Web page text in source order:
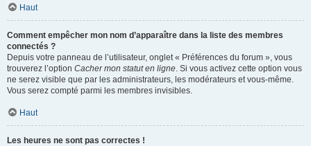
Haut
Comment empêcher mon nom d’apparaître dans la liste des membres
connectés ?
Depuis votre panneau de l’utilisateur, onglet « Préférences du forum », vous
trouverez l’option Cacher mon statut en ligne. Si vous activez cette option vous
ne serez visible que par les administrateurs, les modérateurs et vous-même.
Vous serez compté parmi les membres invisibles.
Haut
Les heures ne sont pas correctes !